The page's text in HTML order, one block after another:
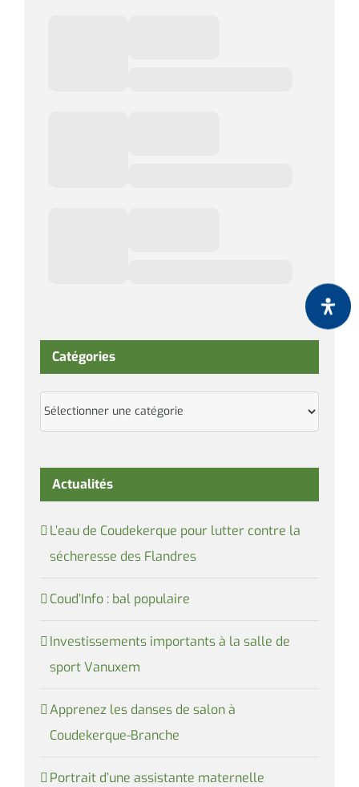
Catégories
Catégories
Actualités
L’eau de Coudekerque pour lutter contre la
sécheresse des Flandres
Coud’Info : bal populaire
Investissements importants à la salle de
sport Vanuxem
Apprenez les danses de salon à
Coudekerque-Branche
Portrait d’une assistante maternelle